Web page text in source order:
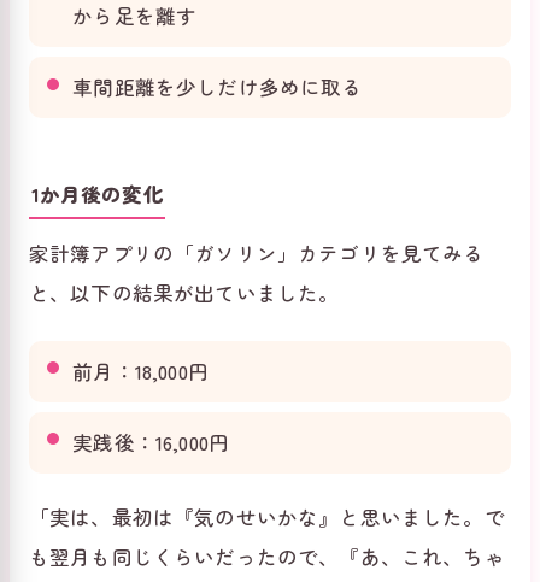
から足を離す
車間距離を少しだけ多めに取る
1か月後の変化
家計簿アプリの「ガソリン」カテゴリを見てみる
と、以下の結果が出ていました。
前月：18,000円
実践後：16,000円
「実は、最初は『気のせいかな』と思いました。で
も翌月も同じくらいだったので、『あ、これ、ちゃ